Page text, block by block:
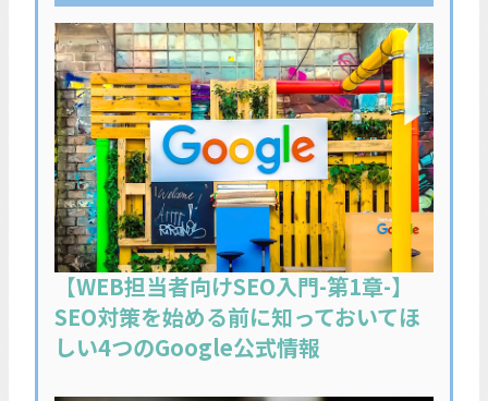
【WEB担当者向けSEO入門-第1章-】
SEO対策を始める前に知っておいてほ
しい4つのGoogle公式情報